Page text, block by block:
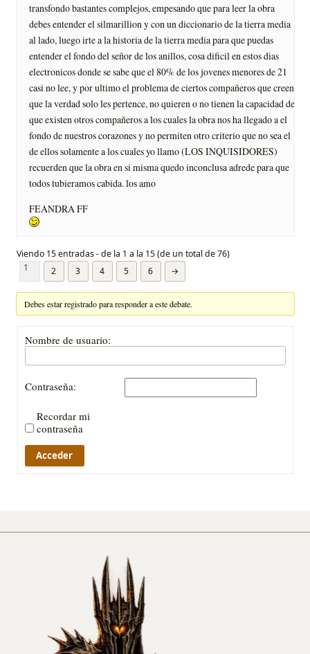
transfondo bastantes complejos, empesando que para leer la obra
debes entender el silmarillion y con un diccionario de la tierra media
al lado, luego irte a la historia de la tierra media para que puedas
entender el fondo del señor de los anillos, cosa dificil en estos dias
electronicos donde se sabe que el 80% de los jovenes menores de 21
casi no lee, y por ultimo el problema de ciertos compañeros que creen
que la verdad solo les pertence, no quieren o no tienen la capacidad de
que existen otros compañeros a los cuales la obra nos ha llegado a el
fondo de nuestros corazones y no permiten otro criterio que no sea el
de ellos solamente a los cuales yo llamo (LOS INQUISIDORES)
recuerden que la obra en si misma quedo inconclusa adrede para que
todos tubieramos cabida. los amo
FEANDRA FF
Viendo 15 entradas - de la 1 a la 15 (de un total de 76)
1
2 3 4 5 6 →
Debes estar registrado para responder a este debate.
Nombre de usuario:
Contraseña:
Recordar mi
contraseña
Acceder